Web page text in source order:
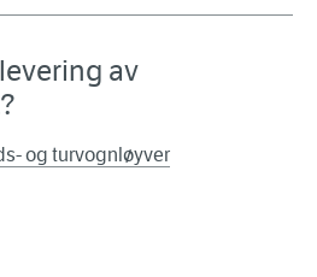
av
og turvognløyver